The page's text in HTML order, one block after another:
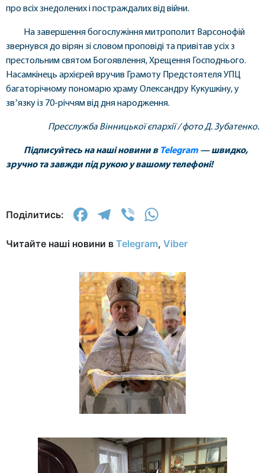
про всіх знедолених і постраждалих від війни.
На завершення богослужіння митрополит Варсонофій
звернувся до вірян зі словом проповіді та привітав усіх з
престольним святом Богоявлення, Хрещення Господнього.
Насамкінець архієрей вручив Грамоту Предстоятеля УПЦ
багаторічному пономарю храму Олександру Кукушкіну, у
звʼязку із 70-річчям від дня народження.
Пресслужба Вінницької єпархії / фото Д. Зубатенко.
Підписуйтесь на наші новини в Telegram — швидко,
зручно та завжди під рукою у вашому телефоні!
Поділитись: Facebook
Telegram
Viber
Читайте наші новини в Telegram, Viber